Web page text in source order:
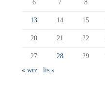
6 7 8
13 14 15
20 21 22
27 28 29
« wrz
lis »